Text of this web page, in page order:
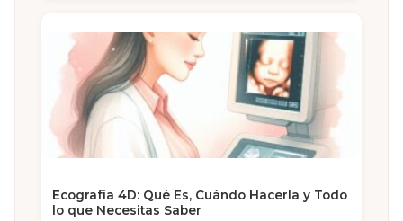
Ecografía 4D: Qué Es, Cuándo Hacerla y Todo
lo que Necesitas Saber